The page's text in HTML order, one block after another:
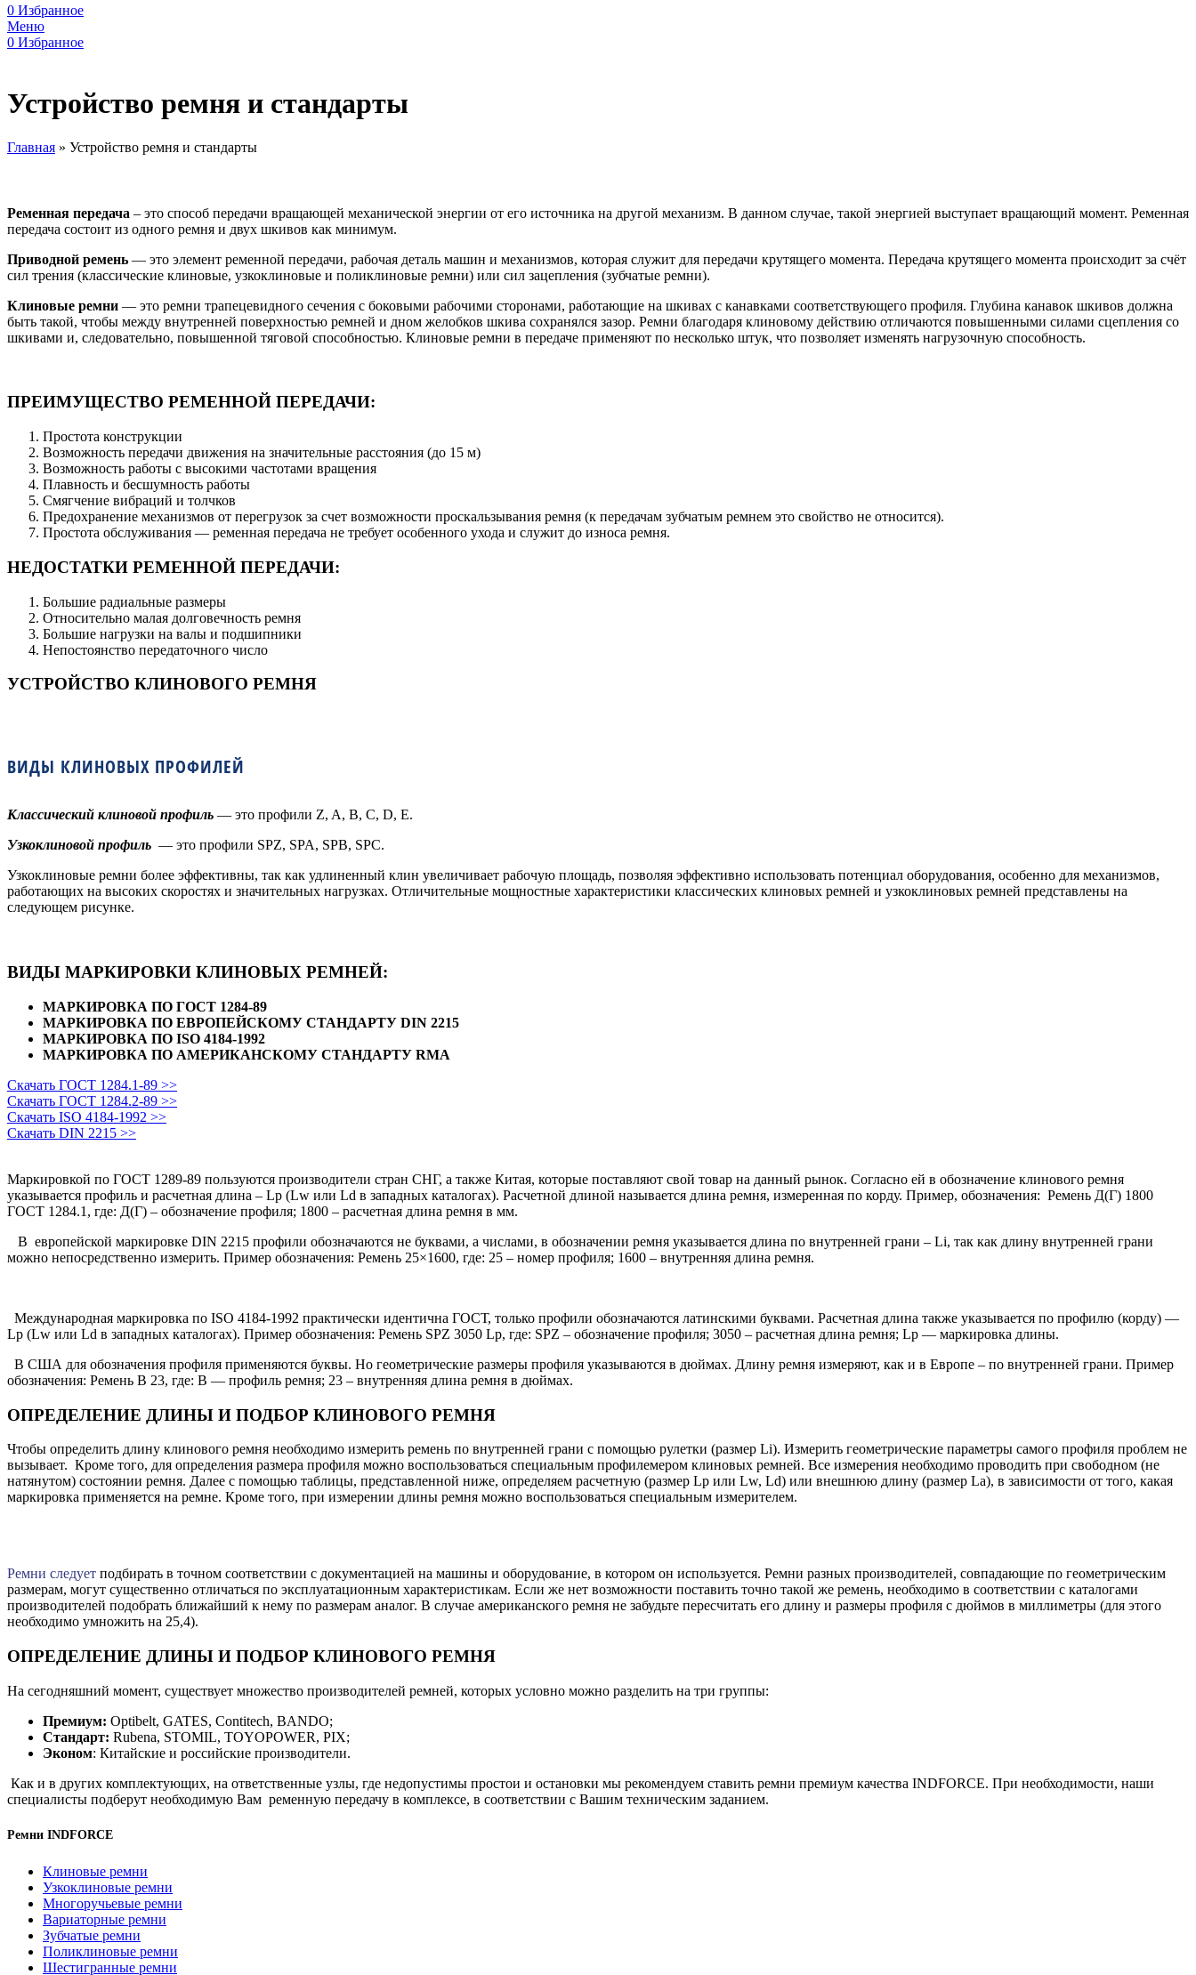
0 Избранное
Меню
0 Избранное
Устройство ремня и стандарты
Главная » Устройство ремня и стандарты
Ременная передача – это способ передачи вращающей механической энергии от его источника на другой механизм. В данном случае, такой энергией выступает вращающий момент. Ременная
передача состоит из одного ремня и двух шкивов как минимум.
Приводной ремень — это элемент ременной передачи, рабочая деталь машин и механизмов, которая служит для передачи крутящего момента. Передача крутящего момента происходит за счёт
сил трения (классические клиновые, узкоклиновые и поликлиновые ремни) или сил зацепления (зубчатые ремни).
Клиновые ремни — это ремни трапецевидного сечения с боковыми рабочими сторонами, работающие на шкивах с канавками соответствующего профиля. Глубина канавок шкивов должна
быть такой, чтобы между внутренней поверхностью ремней и дном желобков шкива сохранялся зазор. Ремни благодаря клиновому действию отличаются повышенными силами сцепления со
шкивами и, следовательно, повышенной тяговой способностью. Клиновые ремни в передаче применяют по несколько штук, что позволяет изменять нагрузочную способность.
ПРЕИМУЩЕСТВО РЕМЕННОЙ ПЕРЕДАЧИ:
Простота конструкции
Возможность передачи движения на значительные расстояния (до 15 м)
Возможность работы с высокими частотами вращения
Плавность и бесшумность работы
Смягчение вибраций и толчков
Предохранение механизмов от перегрузок за счет возможности проскальзывания ремня (к передачам зубчатым ремнем это свойство не относится).
Простота обслуживания — ременная передача не требует особенного ухода и служит до износа ремня.
НЕДОСТАТКИ РЕМЕННОЙ ПЕРЕДАЧИ:
Большие радиальные размеры
Относительно малая долговечность ремня
Большие нагрузки на валы и подшипники
Непостоянство передаточного число
УСТРОЙСТВО КЛИНОВОГО РЕМНЯ
ВИДЫ КЛИНОВЫХ ПРОФИЛЕЙ
Классический клиновой профиль — это профили Z, A, B, C, D, E.
Узкоклиновой профиль — это профили SPZ, SPA, SPB, SPC.
Узкоклиновые ремни более эффективны, так как удлиненный клин увеличивает рабочую площадь, позволяя эффективно использовать потенциал оборудования, особенно для механизмов,
работающих на высоких скоростях и значительных нагрузках. Отличительные мощностные характеристики классических клиновых ремней и узкоклиновых ремней представлены на
следующем рисунке.
ВИДЫ МАРКИРОВКИ КЛИНОВЫХ РЕМНЕЙ:
МАРКИРОВКА ПО ГОСТ 1284-89
МАРКИРОВКА ПО ЕВРОПЕЙСКОМУ СТАНДАРТУ DIN 2215
МАРКИРОВКА ПО ISO 4184-1992
МАРКИРОВКА ПО АМЕРИКАНСКОМУ СТАНДАРТУ RMA
Скачать ГОСТ 1284.1-89 >>
Скачать ГОСТ 1284.2-89 >>
Скачать ISO 4184-1992 >>
Скачать DIN 2215 >>
Маркировкой по ГОСТ 1289-89 пользуются производители стран СНГ, а также Китая, которые поставляют свой товар на данный рынок. Согласно ей в обозначение клинового ремня
указывается профиль и расчетная длина – Lp (Lw или Ld в западных каталогах). Расчетной длиной называется длина ремня, измеренная по корду. Пример, обозначения: Ремень Д(Г) 1800
ГОСТ 1284.1, где: Д(Г) – обозначение профиля; 1800 – расчетная длина ремня в мм.
В европейской маркировке DIN 2215 профили обозначаются не буквами, а числами, в обозначении ремня указывается длина по внутренней грани – Li, так как длину внутренней грани
можно непосредственно измерить. Пример обозначения: Ремень 25×1600, где: 25 – номер профиля; 1600 – внутренняя длина ремня.
Международная маркировка по ISO 4184-1992 практически идентична ГОСТ, только профили обозначаются латинскими буквами. Расчетная длина также указывается по профилю (корду) —
Lp (Lw или Ld в западных каталогах). Пример обозначения: Ремень SPZ 3050 Lp, где: SPZ – обозначение профиля; 3050 – расчетная длина ремня; Lp — маркировка длины.
В США для обозначения профиля применяются буквы. Но геометрические размеры профиля указываются в дюймах. Длину ремня измеряют, как и в Европе – по внутренней грани. Пример
обозначения: Ремень B 23, где: B — профиль ремня; 23 – внутренняя длина ремня в дюймах.
ОПРЕДЕЛЕНИЕ ДЛИНЫ И ПОДБОР КЛИНОВОГО РЕМНЯ
Чтобы определить длину клинового ремня необходимо измерить ремень по внутренней грани с помощью рулетки (размер Li). Измерить геометрические параметры самого профиля проблем не
вызывает. Кроме того, для определения размера профиля можно воспользоваться специальным профилемером клиновых ремней. Все измерения необходимо проводить при свободном (не
натянутом) состоянии ремня. Далее с помощью таблицы, представленной ниже, определяем расчетную (размер Lp или Lw, Ld) или внешнюю длину (размер La), в зависимости от того, какая
маркировка применяется на ремне. Кроме того, при измерении длины ремня можно воспользоваться специальным измерителем.
Ремни следует подбирать в точном соответствии с документацией на машины и оборудование, в котором он используется. Ремни разных производителей, совпадающие по геометрическим
размерам, могут существенно отличаться по эксплуатационным характеристикам. Если же нет возможности поставить точно такой же ремень, необходимо в соответствии с каталогами
производителей подобрать ближайший к нему по размерам аналог. В случае американского ремня не забудьте пересчитать его длину и размеры профиля с дюймов в миллиметры (для этого
необходимо умножить на 25,4).
ОПРЕДЕЛЕНИЕ ДЛИНЫ И ПОДБОР КЛИНОВОГО РЕМНЯ
На сегодняшний момент, существует множество производителей ремней, которых условно можно разделить на три группы:
Премиум: Optibelt, GATES, Contitech, BANDO;
Стандарт: Rubena, STOMIL, TOYOPOWER, PIX;
Эконом: Китайские и российские производители.
Как и в других комплектующих, на ответственные узлы, где недопустимы простои и остановки мы рекомендуем ставить ремни премиум качества INDFORCE. При необходимости, наши
специалисты подберут необходимую Вам ременную передачу в комплексе, в соответствии с Вашим техническим заданием.
Ремни INDFORCE
Клиновые ремни
Узкоклиновые ремни
Многоручьевые ремни
Вариаторные ремни
Зубчатые ремни
Поликлиновые ремни
Шестигранные ремни